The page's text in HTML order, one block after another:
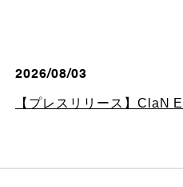
2026/08/03
【プレスリリース】ClaN